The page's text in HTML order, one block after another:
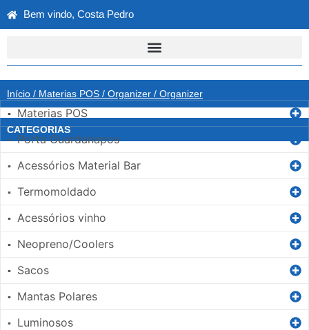
Bem vindo, Costa Pedro
Início / Materias POS / Organizer / Organizer
CATEGORIAS
▪ Materias POS
▪ Porta Guardanapos
▪ Acessórios Material Bar
▪ Termomoldado
▪ Acessórios vinho
▪ Neopreno/Coolers
▪ Sacos
▪ Mantas Polares
▪ Luminosos